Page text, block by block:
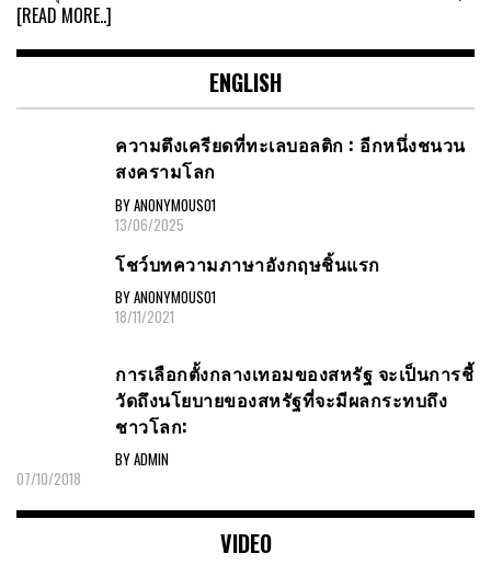
โบราณคดีและประวัติศาสตร์สายหลัก ทหารประชาธิปไตย
บทสรุปข้อโต้แย้งทางวิศวกรรมและกายภาพ ณ พีระมิดกีซา,
ENGLISH
ความตึงเครียดที่ทะเลบอลติก : อีกหนึ่งชนวน
สงครามโลก
BY ANONYMOUS01
โชว์บทความภาษาอังกฤษชิ้นแรก
18/11/2021
การเลือกตั้งกลางเทอมของสหรัฐ จะเป็นการชี้
วัดถึงนโยบายของสหรัฐที่จะมีผลกระทบถึง
BY ADMIN